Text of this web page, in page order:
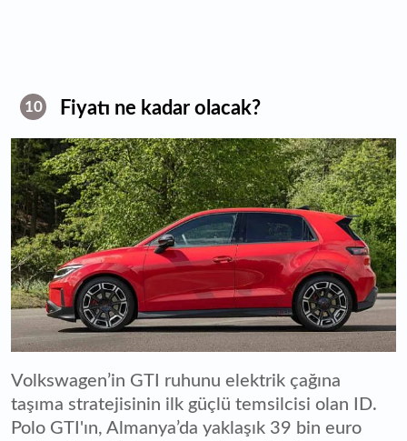
10 Fiyatı ne kadar olacak?
Volkswagen’in GTI ruhunu elektrik çağına
taşıma stratejisinin ilk güçlü temsilcisi olan ID.
Polo GTI'ın, Almanya’da yaklaşık 39 bin euro